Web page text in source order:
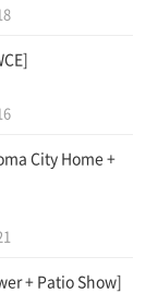
City Home +
+ Patio Show]